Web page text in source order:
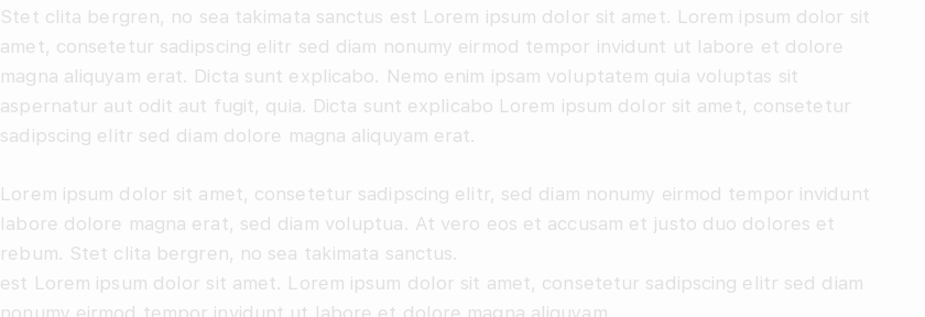
Stet clita bergren, no sea takimata sanctus est Lorem ipsum dolor sit amet. Lorem ipsum dolor sit
amet, consetetur sadipscing elitr sed diam nonumy eirmod tempor invidunt ut labore et dolore
magna aliquyam erat. Dicta sunt explicabo. Nemo enim ipsam voluptatem quia voluptas sit
aspernatur aut odit aut fugit, quia. Dicta sunt explicabo Lorem ipsum dolor sit amet, consetetur
sadipscing elitr sed diam dolore magna aliquyam erat.
Lorem ipsum dolor sit amet, consetetur sadipscing elitr, sed diam nonumy eirmod tempor invidunt
labore dolore magna erat, sed diam voluptua. At vero eos et accusam et justo duo dolores et
rebum. Stet clita bergren, no sea takimata sanctus.
est Lorem ipsum dolor sit amet. Lorem ipsum dolor sit amet, consetetur sadipscing elitr sed diam